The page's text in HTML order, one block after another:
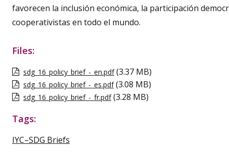
favorecen la inclusión económica, la participación
cooperativistas en todo el mundo.
Files:
sdg_16_policy_brief_-_en.pdf (3.37 MB)
sdg_16_policy_brief_-_es.pdf (3.08 MB)
sdg_16_policy_brief_-_fr.pdf (3.28 MB)
Tags:
IYC–SDG Briefs